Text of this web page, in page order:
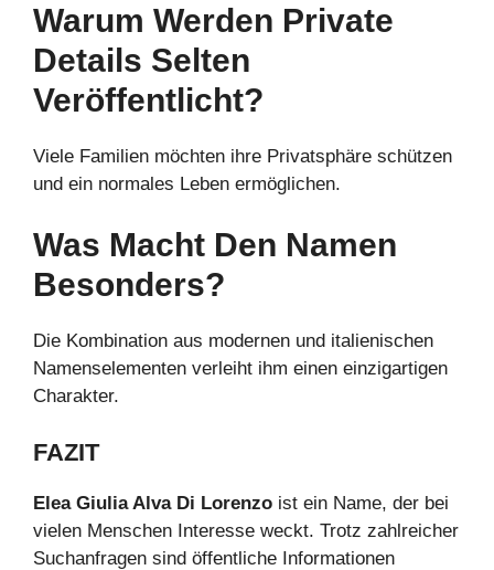
Warum Werden Private
Details Selten
Veröffentlicht?
Viele Familien möchten ihre Privatsphäre schützen
und ein normales Leben ermöglichen.
Was Macht Den Namen
Besonders?
Die Kombination aus modernen und italienischen
Namenselementen verleiht ihm einen einzigartigen
Charakter.
FAZIT
Elea Giulia Alva Di Lorenzo ist ein Name, der bei
vielen Menschen Interesse weckt. Trotz zahlreicher
Suchanfragen sind öffentliche Informationen